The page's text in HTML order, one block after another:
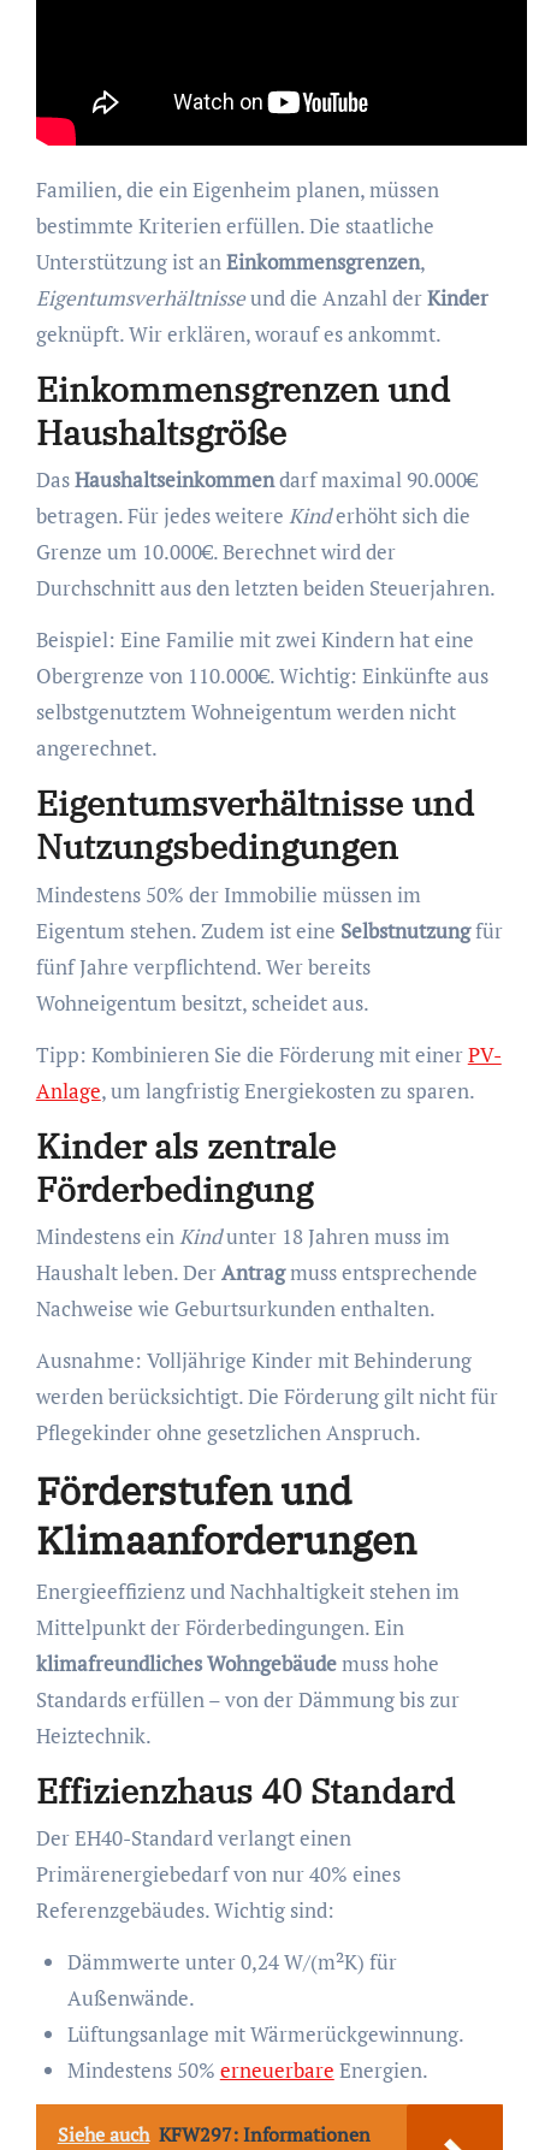
Familien, die ein Eigenheim planen, müssen
bestimmte Kriterien erfüllen. Die staatliche
Unterstützung ist anEinkommensgrenzen,
Eigentumsverhältnisseund die Anzahl derKinder
geknüpft. Wir erklären, worauf es ankommt.
Einkommensgrenzen und
Haushaltsgröße
DasHaushaltseinkommendarf maximal 90.000€
betragen. Für jedes weitere Kinderhöht sich die
Grenze um 10.000€. Berechnet wird der
Durchschnitt aus den letzten beiden Steuerjahren.
Beispiel: Eine Familie mit zwei Kindern hat eine
Obergrenze von 110.000€. Wichtig: Einkünfte aus
selbstgenutztem Wohneigentum werden nicht
angerechnet.
Eigentumsverhältnisse und
Nutzungsbedingungen
Mindestens 50% der Immobilie müssen im
Eigentum stehen. Zudem ist eine Selbstnutzungfür
fünf Jahre verpflichtend. Wer bereits
Wohneigentum besitzt, scheidet aus.
Tipp: Kombinieren Sie die Förderung mit einerPV-
Anlage, um langfristig Energiekosten zu sparen.
Kinder als zentrale
Förderbedingung
Mindestens einKindunter 18 Jahren muss im
Haushalt leben. DerAntragmuss entsprechende
Nachweise wie Geburtsurkunden enthalten.
Ausnahme: Volljährige Kinder mit Behinderung
werden berücksichtigt. Die Förderung gilt nicht für
Pflegekinder ohne gesetzlichen Anspruch.
Förderstufen und
Klimaanforderungen
Energieeffizienz und Nachhaltigkeit stehen im
Mittelpunkt der Förderbedingungen. Ein
klimafreundliches Wohngebäudemuss hohe
Standards erfüllen – von der Dämmung bis zur
Heiztechnik.
Effizienzhaus 40 Standard
Der EH40-Standard verlangt einen
Primärenergiebedarf von nur 40% eines
Referenzgebäudes. Wichtig sind:
Dämmwerte unter 0,24 W/(m²K) für
Außenwände.
Lüftungsanlage mit Wärmerückgewinnung.
Mindestens 50% erneuerbare Energien.
Siehe auch KFW297: Informationen